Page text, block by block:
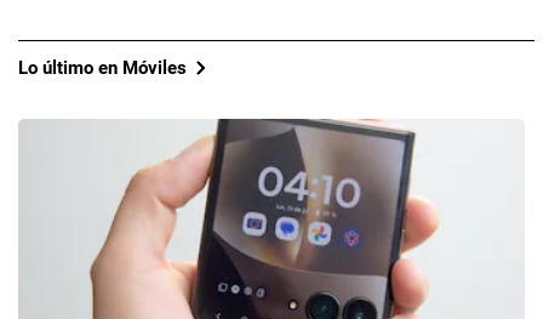
Lo último en Móviles